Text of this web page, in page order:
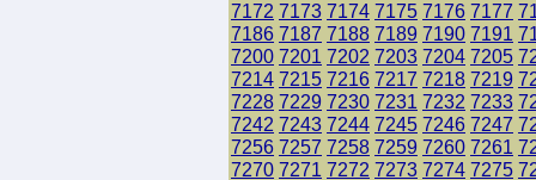
7172 7173 7174 7175 7176 7177
7186 7187 7188 7189 7190 7191
7200 7201 7202 7203 7204 7205
7214 7215 7216 7217 7218 7219
7228 7229 7230 7231 7232 7233
7242 7243 7244 7245 7246 7247
7256 7257 7258 7259 7260 7261
7270 7271 7272 7273 7274 7275